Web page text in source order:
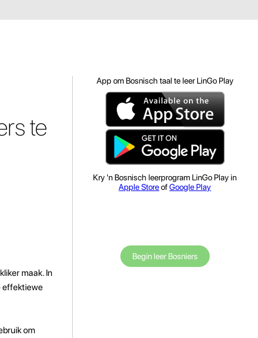
te
maak. In
effektiewe
om
App om Bosnisch taal te leer LinGo Play
Kry 'n Bosnisch leerprogram LinGo Play in
Apple StoreofGoogle Play
Begin leer Bosniers